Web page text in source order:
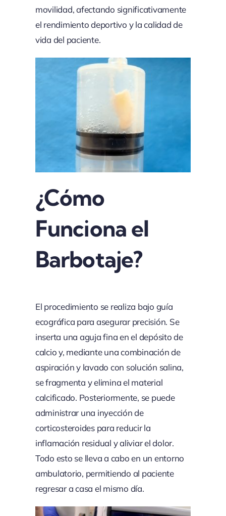
movilidad, afectando significativamente
el rendimiento deportivo y la calidad de
vida del paciente.
¿Cómo
Funciona el
Barbotaje?
El procedimiento se realiza bajo guía
ecográfica para asegurar precisión. Se
inserta una aguja fina en el depósito de
calcio y, mediante una combinación de
aspiración y lavado con solución salina,
se fragmenta y elimina el material
calcificado. Posteriormente, se puede
administrar una inyección de
corticosteroides para reducir la
inflamación residual y aliviar el dolor.
Todo esto se lleva a cabo en un entorno
ambulatorio, permitiendo al paciente
regresar a casa el mismo día.